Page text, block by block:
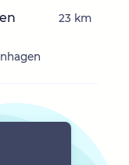
23 km